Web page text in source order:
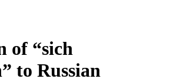
of “sich
to Russian